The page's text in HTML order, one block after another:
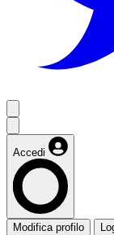
Accedi
Modifica profilo